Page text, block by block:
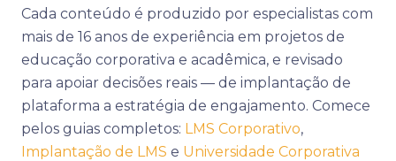
Cada conteúdo é produzido por especialistas com
mais de 16 anos de experiência em projetos de
educação corporativa e acadêmica, e revisado
para apoiar decisões reais — de implantação de
plataforma a estratégia de engajamento. Comece
pelos guias completos: LMS Corporativo,
Implantação de LMS e Universidade Corporativa